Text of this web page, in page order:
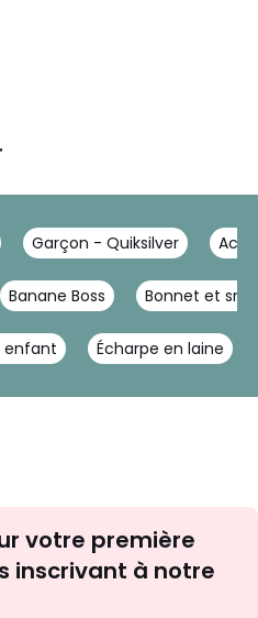
Garçon - Quiksilver
Banane Boss Bonnet et
enfant Écharpe en laine
newsletter
votre première
inscrivant à notre